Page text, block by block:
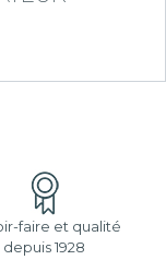
faire et qualité
depuis 1928